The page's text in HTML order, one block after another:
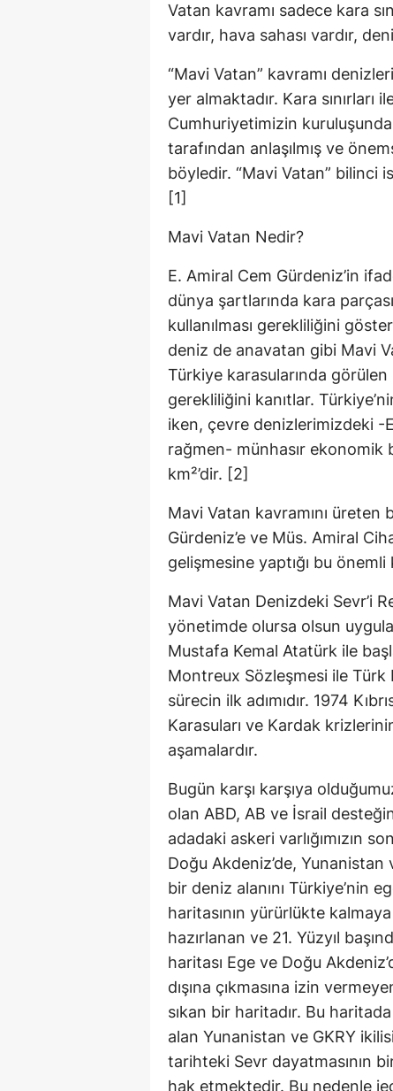
Vatan kavramı sadece kara
vardır, hava sahası vardır,
“Mavi Vatan” kavramı
yer almaktadır. Kara sınırları
Cumhuriyetimizin
tarafından anlaşılmış ve
böyledir. “Mavi Vatan” bilinci
[1]
Mavi Vatan Nedir?
E. Amiral Cem Gürdeniz’in
dünya şartlarında kara
kullanılması gerekliliğini
deniz de anavatan gibi Mavi
Türkiye karasularında görülen
gerekliliğini kanıtlar.
iken, çevre denizlerimizdeki -
rağmen- münhasır
km²’dir. [2]
Mavi Vatan kavramını üreten
Gürdeniz’e ve Müs. Amiral
gelişmesine yaptığı bu
Mavi Vatan Denizdeki Sevr’i
yönetimde olursa olsun
Mustafa Kemal Atatürk ile
Montreux Sözleşmesi ile Türk
sürecin ilk adımıdır. 1974
Karasuları ve Kardak
aşamalardır.
Bugün karşı karşıya
olan ABD, AB ve İsrail
adadaki askeri varlığımızın
Doğu Akdeniz’de, Yunanistan
bir deniz alanını Türkiye’nin
haritasının yürürlükte
hazırlanan ve 21. Yüzyıl
haritası Ege ve Doğu
dışına çıkmasına izin
sıkan bir haritadır. Bu
alan Yunanistan ve GKRY
tarihteki Sevr dayatmasının
hak etmektedir. Bu nedenle